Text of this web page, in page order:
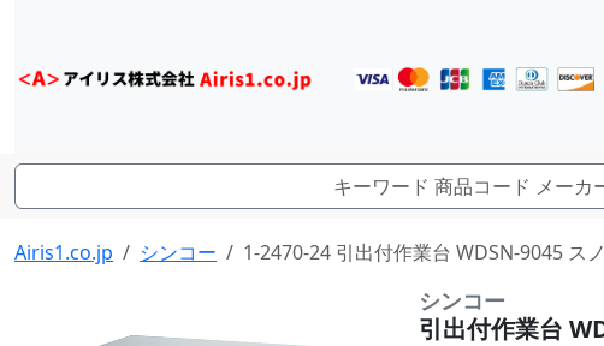
Airis1.co.jp シンコー 1-2470-24 引出付作業台 WDSN-9045 ス
シンコー
引出付作業台